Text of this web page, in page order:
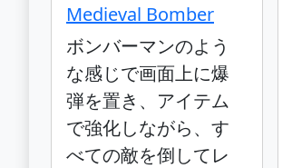
Medieval Bomber
ボンバーマンのよう
な感じで画面上に爆
弾を置き、アイテム
で強化しながら、す
べての敵を倒してレ